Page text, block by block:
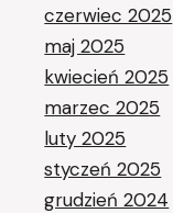
czerwiec 2025
maj 2025
kwiecień 2025
marzec 2025
luty 2025
styczeń 2025
grudzień 2024